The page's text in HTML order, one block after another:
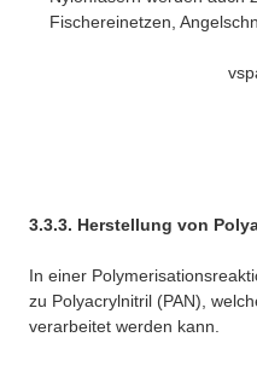
Fischereinetzen,
3.3.3. Herstellung von
In einer
zu Polyacrylnitril (PAN),
verarbeitet werden kann.